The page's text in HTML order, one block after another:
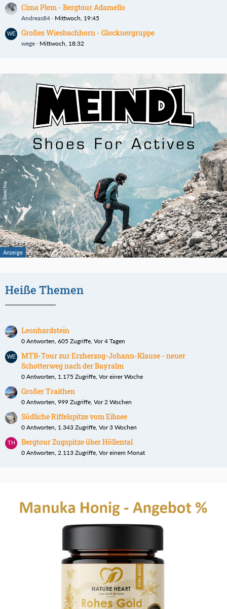
Cima Plem - Bergtour Adamello
Andreas84 Mittwoch, 19:45
Großes Wiesbachhorn - Glocknergruppe
wege Mittwoch, 18:32
Heiße Themen
Leonhardstein
0 Antworten, 605 Zugriffe, Vor 4 Tagen
MTB-Tour zur Erzherzog-Johann-Klause - neuer
Schotterweg nach der Bayralm
0 Antworten, 1.175 Zugriffe, Vor einer Woche
Großer Traithen
0 Antworten, 999 Zugriffe, Vor 2 Wochen
Südliche Riffelspitze vom Eibsee
0 Antworten, 1.343 Zugriffe, Vor 3 Wochen
Bergtour Zugspitze über Höllental
0 Antworten, 2.113 Zugriffe, Vor einem Monat